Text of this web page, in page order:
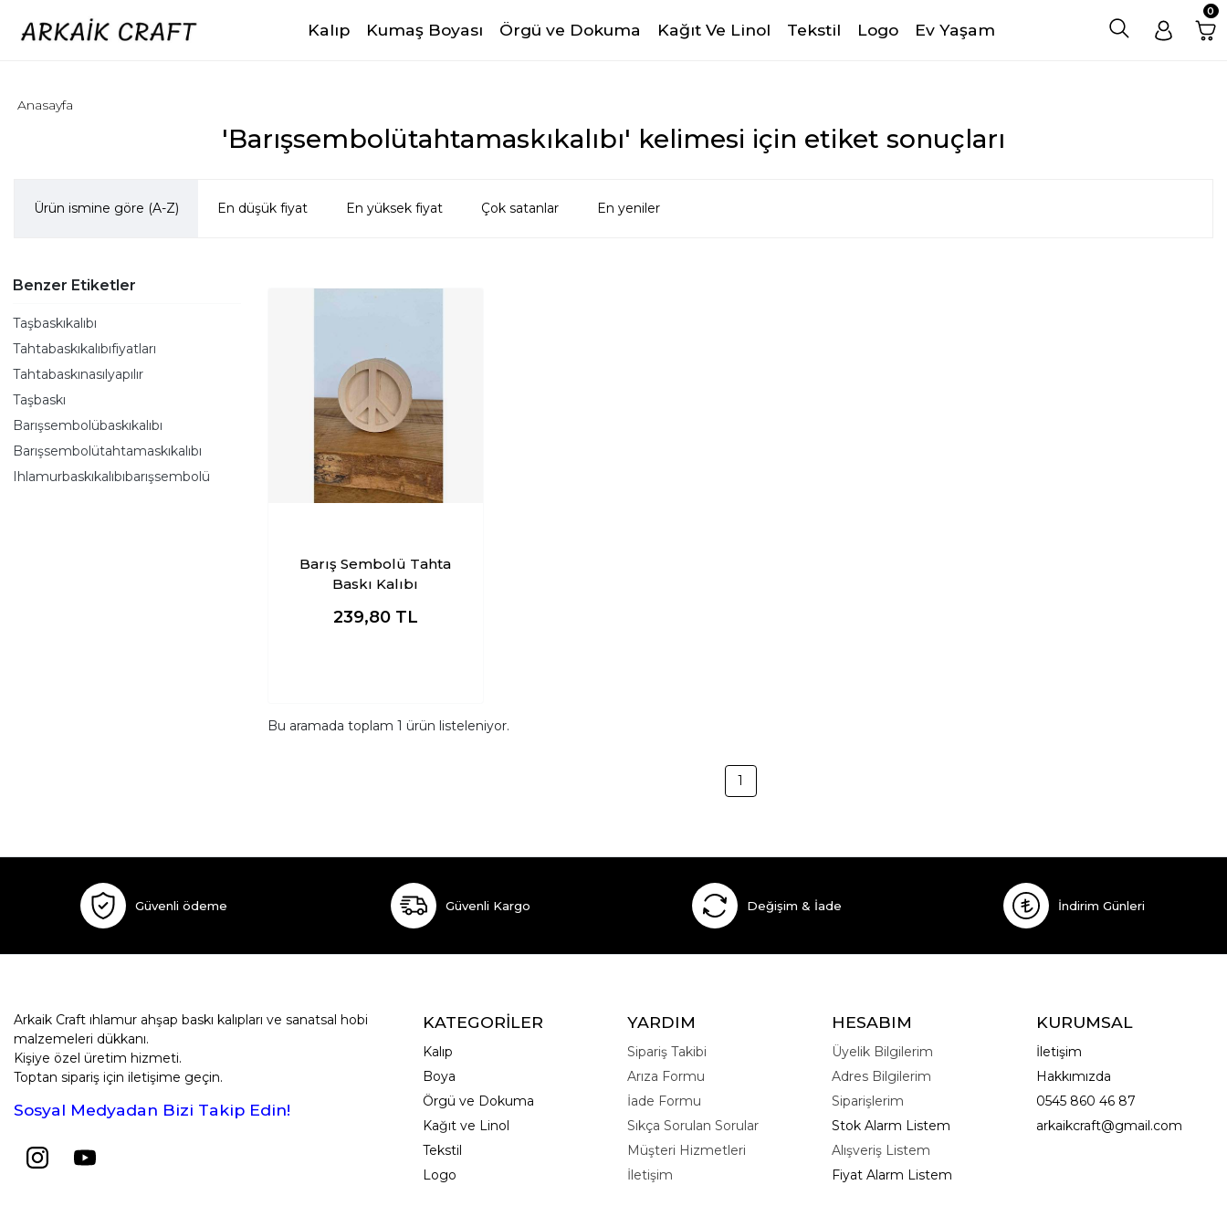
Kalıp Kumaş Boyası Örgü ve Dokuma Kağıt Ve Linol Tekstil Logo Ev Yaşam
0
'Barışsembolütahtamaskıkalıbı' kelimesi için etiket sonuçları
Anasayfa
Ürün ismine göre (A-Z) En düşük fiyat En yüksek fiyat Çok satanlar En yeniler
Benzer Etiketler
Taşbaskıkalıbı
Tahtabaskıkalıbıfiyatları
Tahtabaskınasılyapılır
Taşbaskı
Barışsembolübaskıkalıbı
Barışsembolütahtamaskıkalıbı
Ihlamurbaskıkalıbıbarışsembolü
Barış Sembolü Tahta
Baskı Kalıbı
239,80 TL
Bu aramada toplam 1 ürün listeleniyor.
1
Güvenli ödeme Güvenli Kargo Değişim & İade İndirim Günleri
Arkaik Craft ıhlamur ahşap baskı kalıpları ve sanatsal hobi
malzemeleri dükkanı.
Kişiye özel üretim hizmeti.
Toptan sipariş için iletişime geçin.
Sosyal Medyadan Bizi Takip Edin!
KATEGORİLER
Kalıp
Boya
Örgü ve Dokuma
Kağıt ve Linol
Tekstil
Logo
YARDIM
Sipariş Takibi
Arıza Formu
İade Formu
Sıkça Sorulan Sorular
Müşteri Hizmetleri
İletişim
HESABIM
Üyelik Bilgilerim
Adres Bilgilerim
Siparişlerim
Stok Alarm Listem
Alışveriş Listem
Fiyat Alarm Listem
KURUMSAL
İletişim
Hakkımızda
0545 860 46 87
arkaikcraft@gmail.com